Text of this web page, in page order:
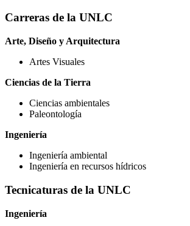
Carreras de la UNLC
Arte, Diseño y Arquitectura
Artes Visuales
Ciencias de la Tierra
Ciencias ambientales
Paleontología
Ingeniería
Ingeniería ambiental
Ingeniería en recursos hídricos
Tecnicaturas de la UNLC
Ingeniería